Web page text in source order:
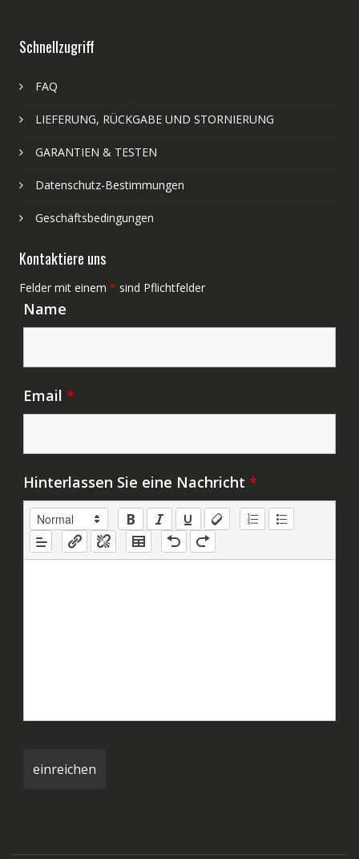
Schnellzugriff
FAQ
LIEFERUNG, RÜCKGABE UND STORNIERUNG
GARANTIEN & TESTEN
Datenschutz-Bestimmungen
Geschäftsbedingungen
Kontaktiere uns
Felder mit einem * sind Pflichtfelder
Name
Email *
Hinterlassen Sie eine Nachricht *